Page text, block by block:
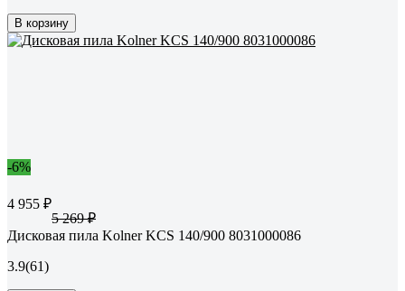
В корзину
-6%
4 955 ₽
5 269 ₽
Дисковая пила Kolner KCS 140/900 8031000086
3.9(61)